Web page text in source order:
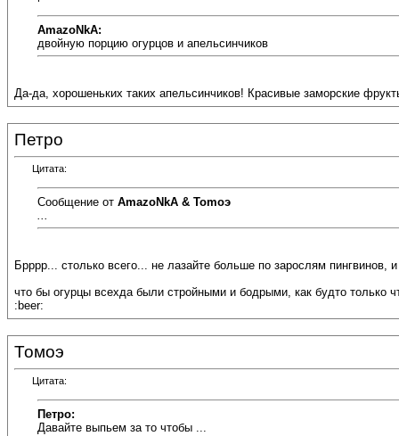
AmazoNkA:
двойную порцию огурцов и апельсинчиков
Да-да, хорошеньких таких апельсинчиков! Красивые заморские
Петро
Цитата:
Сообщение от AmazoNkA & Tomoэ
Брррр... столько всего... не лазайте больше по зарослям пингвинов,
что бы огурцы всехда были стройными и бодрыми, как будто только
:beer:
Томоэ
Цитата:
Петро:
Давайте выпьем за то чтобы ...